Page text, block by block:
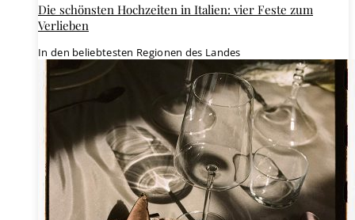
Die schönsten Hochzeiten in Italien: vier Feste zum
Verlieben
In den beliebtesten Regionen des Landes